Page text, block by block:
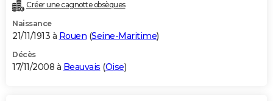
Créer une cagnotte obsèques
Naissance
21/11/1913 à Rouen (Seine-Maritime)
Décès
17/11/2008 à Beauvais (Oise)